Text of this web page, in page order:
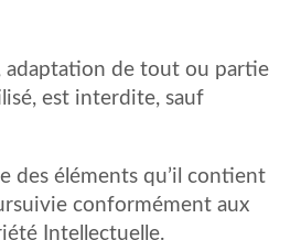
de tout ou partie
est interdite, sauf
des éléments qu’il contient
conformément aux
Intellectuelle.